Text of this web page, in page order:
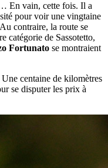
En vain, cette fois. Il a
pour voir une vingtaine
contraire, la route se
catégorie de Sassotetto,
Fortunato se montraient
centaine de kilomètres
se disputer les prix à